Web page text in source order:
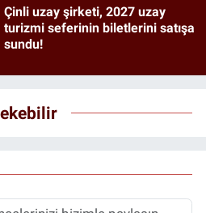
Çinli uzay şirketi, 2027 uzay
turizmi seferinin biletlerini satışa
sundu!